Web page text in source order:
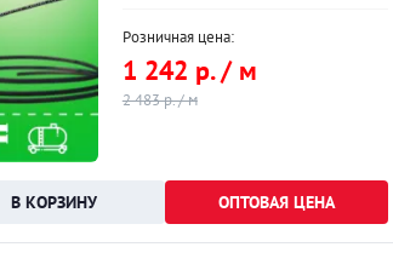
Розничная цена:
1 242 р. / м
2 483 р. / м
ОПТОВАЯ ЦЕНА